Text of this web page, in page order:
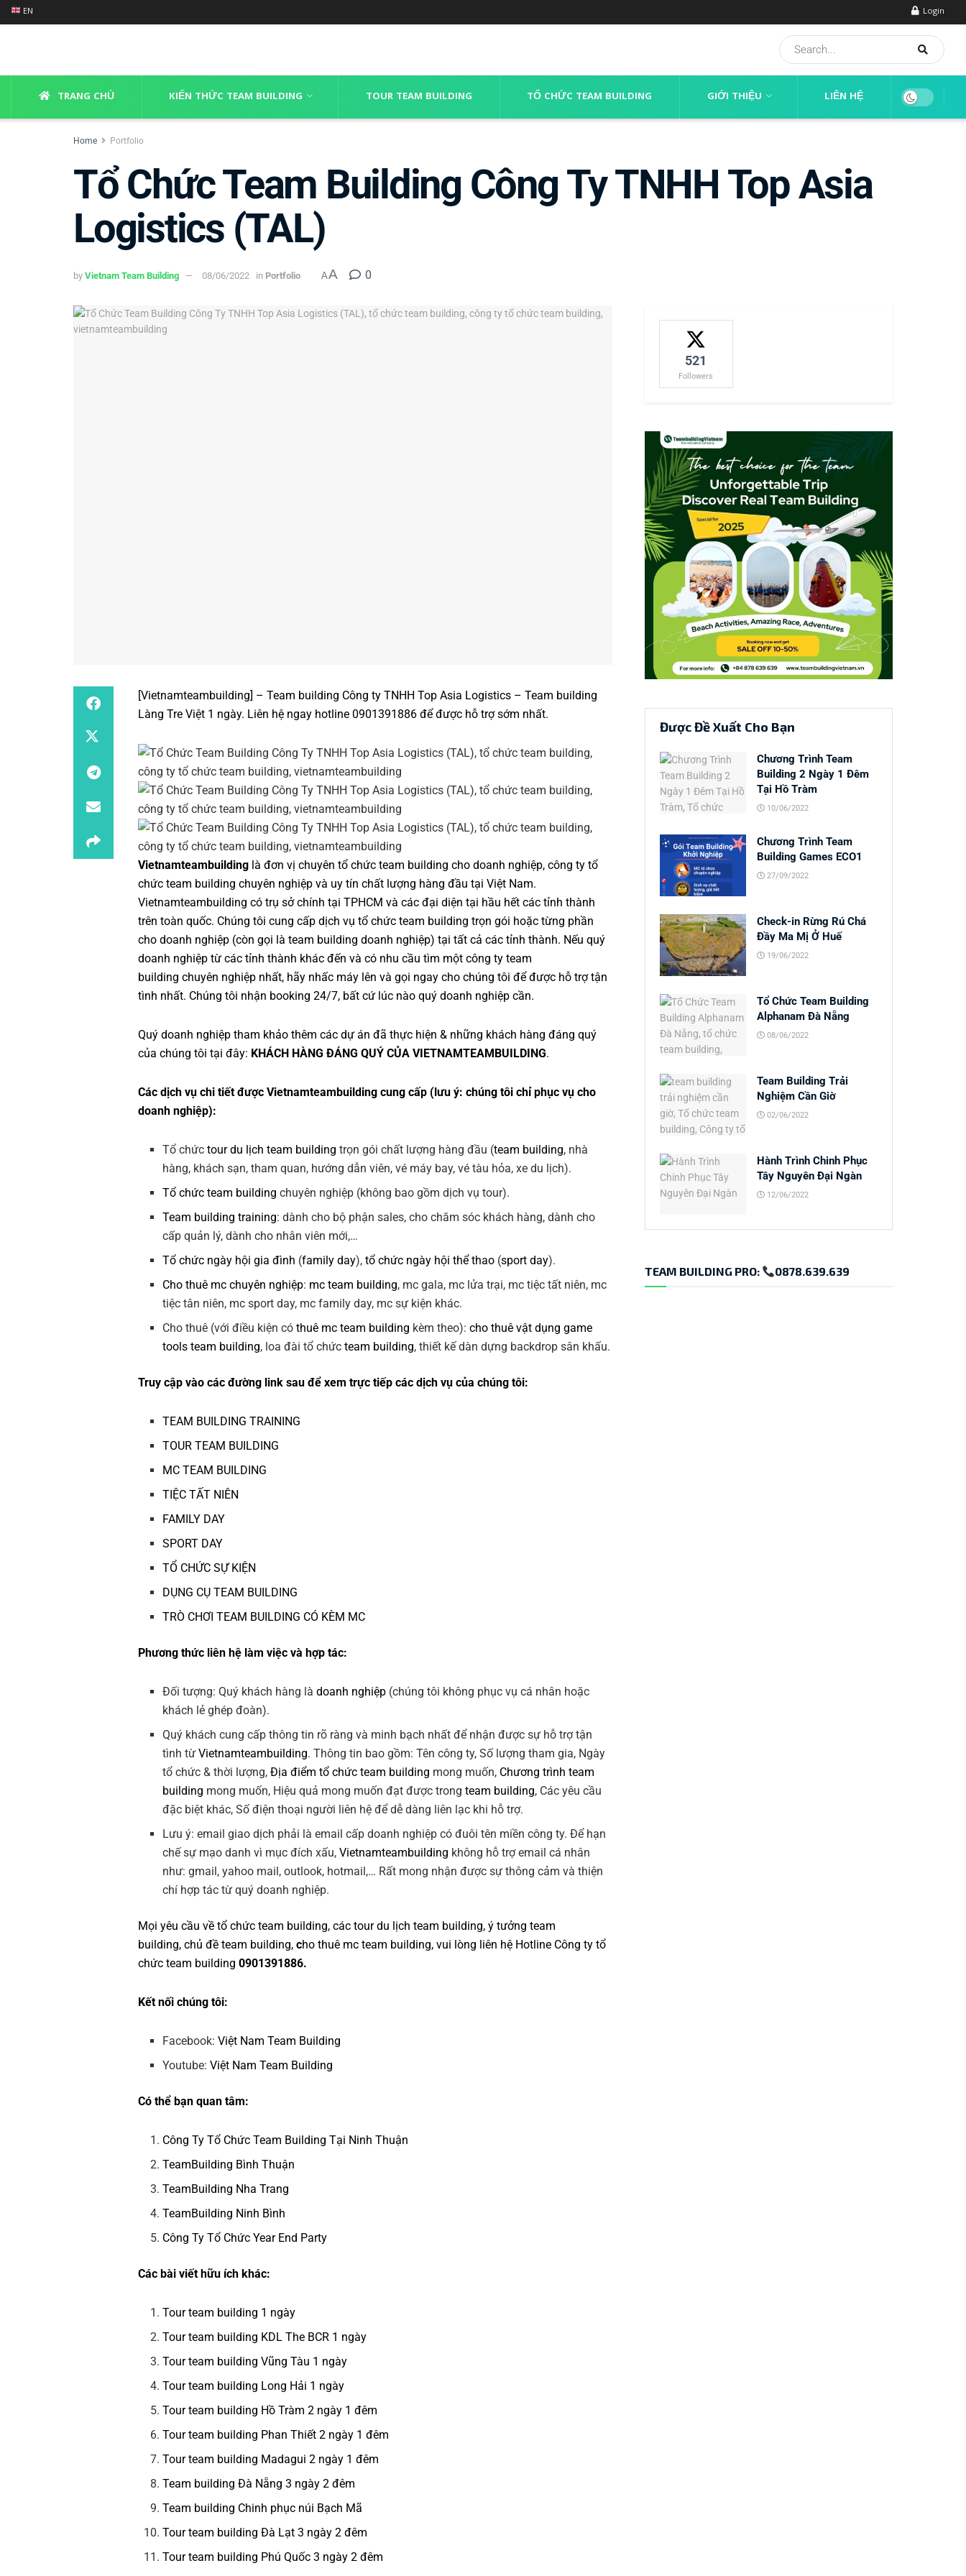
EN Login
TRANG CHỦ KIẾN THỨC TEAM BUILDING TOUR TEAM BUILDING TỔ CHỨC TEAM BUILDING GIỚI THIỆU LIÊN HỆ
Home Portfolio
Tổ Chức Team Building Công Ty TNHH Top Asia
Logistics (TAL)
by Vietnam Team Building 08/06/2022 in Portfolio AA 0
[Vietnamteambuilding] – Team building Công ty TNHH Top Asia Logistics – Team building
Làng Tre Việt 1 ngày. Liên hệ ngay hotline 0901391886 để được hỗ trợ sớm nhất.
Vietnamteambuilding là đơn vị chuyên tổ chức team building cho doanh nghiệp, công ty tổ
chức team building chuyên nghiệp và uy tín chất lượng hàng đầu tại Việt Nam.
Vietnamteambuilding có trụ sở chính tại TPHCM và các đại diện tại hầu hết các tỉnh thành
trên toàn quốc. Chúng tôi cung cấp dịch vụ tổ chức team building trọn gói hoặc từng phần
cho doanh nghiệp (còn gọi là team building doanh nghiệp) tại tất cả các tỉnh thành. Nếu quý
doanh nghiệp từ các tỉnh thành khác đến và có nhu cầu tìm một công ty team
building chuyên nghiệp nhất, hãy nhấc máy lên và gọi ngay cho chúng tôi để được hỗ trợ tận
tình nhất. Chúng tôi nhận booking 24/7, bất cứ lúc nào quý doanh nghiệp cần.
Quý doanh nghiệp tham khảo thêm các dự án đã thực hiện & những khách hàng đáng quý
của chúng tôi tại đây: KHÁCH HÀNG ĐÁNG QUÝ CỦA VIETNAMTEAMBUILDING.
Các dịch vụ chi tiết được Vietnamteambuilding cung cấp (lưu ý: chúng tôi chỉ phục vụ cho
doanh nghiệp):
Tổ chứctour du lịch team building trọn gói chất lượng hàng đầu (team building, nhà
hàng, khách sạn, tham quan, hướng dẫn viên, vé máy bay, vé tàu hỏa, xe du lịch).
Tổ chức team building chuyên nghiệp (không bao gồm dịch vụ tour).
Team building training: dành cho bộ phận sales, cho chăm sóc khách hàng, dành cho
cấp quản lý, dành cho nhân viên mới,…
Tổ chức ngày hội gia đình (family day),tổ chức ngày hội thể thao (sport day).
Cho thuê mc chuyên nghiệp: mc team building, mc gala, mc lửa trại, mc tiệc tất niên, mc
tiệc tân niên, mc sport day, mc family day, mc sự kiện khác.
Cho thuê (với điều kiện cóthuê mc team building kèm theo):cho thuê vật dụng game
tools team building, loa đài tổ chứcteam building, thiết kế dàn dựng backdrop sân khấu.
Truy cập vào các đường link sau để xem trực tiếp các dịch vụ của chúng tôi:
TEAM BUILDING TRAINING
TOUR TEAM BUILDING
MC TEAM BUILDING
TIỆC TẤT NIÊN
FAMILY DAY
SPORT DAY
TỔ CHỨC SỰ KIỆN
DỤNG CỤ TEAM BUILDING
TRÒ CHƠI TEAM BUILDING CÓ KÈM MC
Phương thức liên hệ làm việc và hợp tác:
Đối tượng: Quý khách hàng làdoanh nghiệp (chúng tôi không phục vụ cá nhân hoặc
khách lẻ ghép đoàn).
Quý khách cung cấp thông tin rõ ràng và minh bạch nhất để nhận được sự hỗ trợ tận
tình từVietnamteambuilding. Thông tin bao gồm: Tên công ty, Số lượng tham gia, Ngày
tổ chức & thời lượng,Địa điểm tổ chức team building mong muốn, Chương trình team
building mong muốn, Hiệu quả mong muốn đạt được trongteam building, Các yêu cầu
đặc biệt khác, Số điện thoại người liên hệ để dễ dàng liên lạc khi hỗ trợ.
Lưu ý: email giao dịch phải là email cấp doanh nghiệp có đuôi tên miền công ty. Để hạn
chế sự mạo danh vì mục đích xấu,Vietnamteambuilding không hỗ trợ email cá nhân
như: gmail, yahoo mail, outlook, hotmail,… Rất mong nhận được sự thông cảm và thiện
chí hợp tác từ quý doanh nghiệp.
Mọi yêu cầu về tổ chức team building, các tourdu lịch team building, ý tưởng team
building, chủ đề team building, cho thuê mc team building, vui lòng liên hệ Hotline Công ty tổ
chức team building 0901391886.
Kết nối chúng tôi:
Facebook:Việt Nam Team Building
Youtube:Việt Nam Team Building
Có thể bạn quan tâm:
Công Ty Tổ Chức Team Building Tại Ninh Thuận
TeamBuilding Bình Thuận
TeamBuilding Nha Trang
TeamBuilding Ninh Bình
Công Ty Tổ Chức Year End Party
Các bài viết hữu ích khác:
Tour team building 1 ngày
Tour team building KDL The BCR 1 ngày
Tour team building Vũng Tàu 1 ngày
Tour team building Long Hải 1 ngày
Tour team building Hồ Tràm 2 ngày 1 đêm
Tour team building Phan Thiết 2 ngày 1 đêm
Tour team building Madagui 2 ngày 1 đêm
Team building Đà Nẵng 3 ngày 2 đêm
Team building Chinh phục núi Bạch Mã
Tour team building Đà Lạt 3 ngày 2 đêm
Tour team building Phú Quốc 3 ngày 2 đêm
521
Followers
Được Đề Xuất Cho Bạn
Chương Trình Team
Building 2 Ngày 1 Đêm
Tại Hồ Tràm
10/06/2022
Chương Trình Team
Building Games ECO1
27/09/2022
Check-in Rừng Rú Chá
Đầy Ma Mị Ở Huế
19/06/2022
Tổ Chức Team Building
Alphanam Đà Nẵng
08/06/2022
Team Building Trải
Nghiệm Cần Giờ
02/06/2022
Hành Trình Chinh Phục
Tây Nguyên Đại Ngàn
12/06/2022
TEAM BUILDING PRO: 0878.639.639